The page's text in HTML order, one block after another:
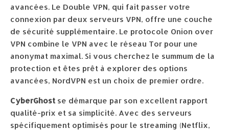
avancées. Le Double VPN, qui fait passer votre
connexion par deux serveurs VPN, offre une couche
de sécurité supplémentaire. Le protocole Onion over
VPN combine le VPN avec le réseau Tor pour une
anonymat maximal. Si vous cherchez le summum de la
protection et êtes prêt à explorer des options
avancées, NordVPN est un choix de premier ordre.
CyberGhost se démarque par son excellent rapport
qualité-prix et sa simplicité. Avec des serveurs
spécifiquement optimisés pour le streaming (Netflix,